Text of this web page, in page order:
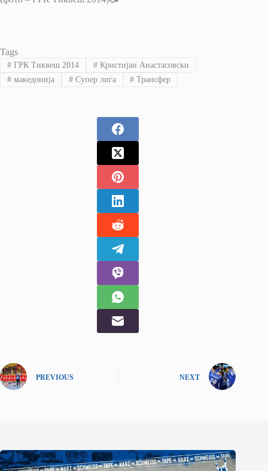
Tags
#ГРК Тиквеш 2014 #Кристијан Анастасовски
#македонија #Супер лига # Трансфер
PREVIOUS NEXT